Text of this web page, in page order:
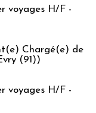
voyages H/F -
Chargé(e) de
(91))
voyages H/F -